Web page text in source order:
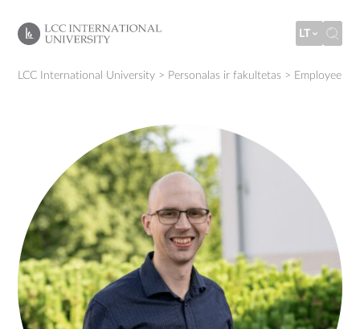
LT
LCC International University > Personalas ir fakultetas > Employee